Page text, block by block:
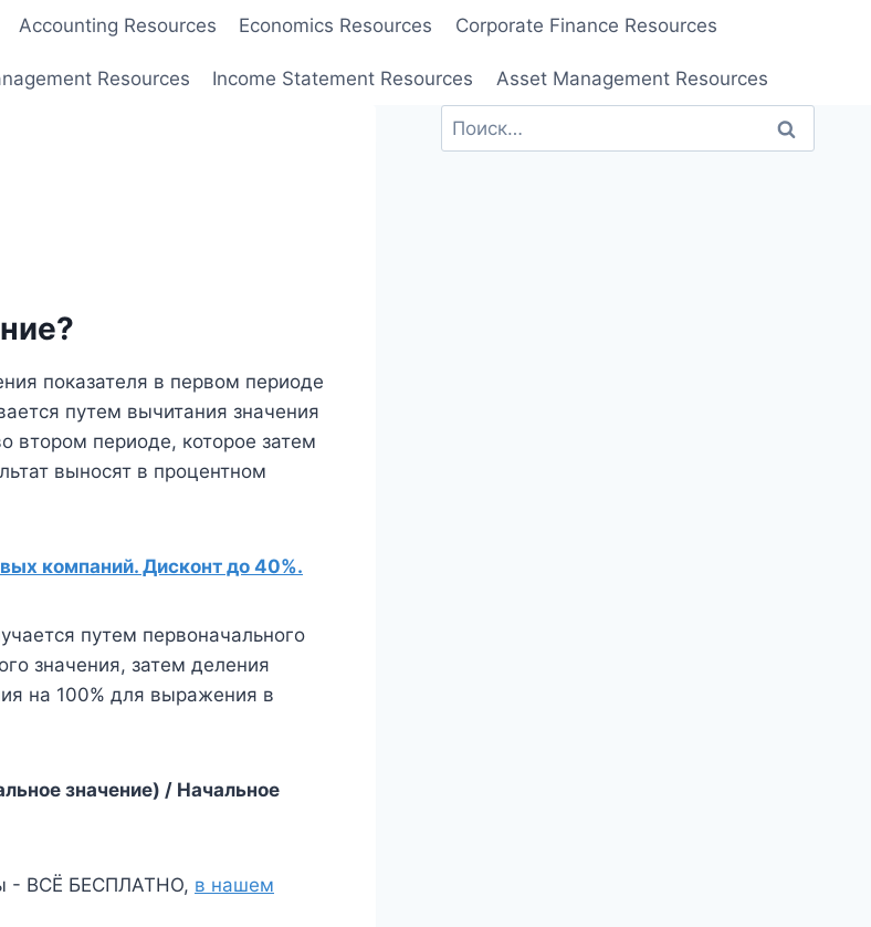
Accounting Resources Economics Resources Corporate Finance Resources
Resources Income Statement Resources Asset Management Resources
показателя в первом периоде
путем вычитания значения
втором периоде, которое затем
выносят в процентном
компаний. Дисконт до 40%.
путем первоначального
значения, затем деления
на 100% для выражения в
значение) / Начальное
- ВСЁ БЕСПЛАТНО, в нашем
Найти: